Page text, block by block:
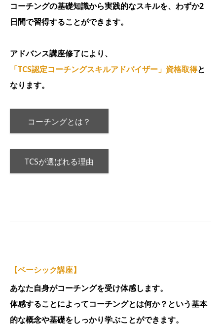
コーチングの基礎知識から実践的なスキルを、わずか2
日間で習得することができます。
アドバンス講座修了により、
「TCS認定コーチングスキルアドバイザー」資格取得と
なります。
コーチングとは？
TCSが選ばれる理由
【ベーシック講座】
あなた自身がコーチングを受け体感します。
体感することによってコーチングとは何か？という基本
的な概念や基礎をしっかり学ぶことができます。